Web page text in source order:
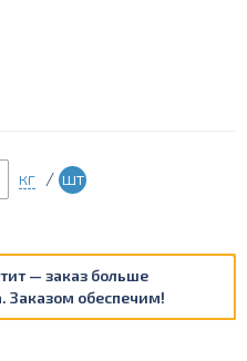
кг / шт
— заказ больше
Заказом обеспечим!